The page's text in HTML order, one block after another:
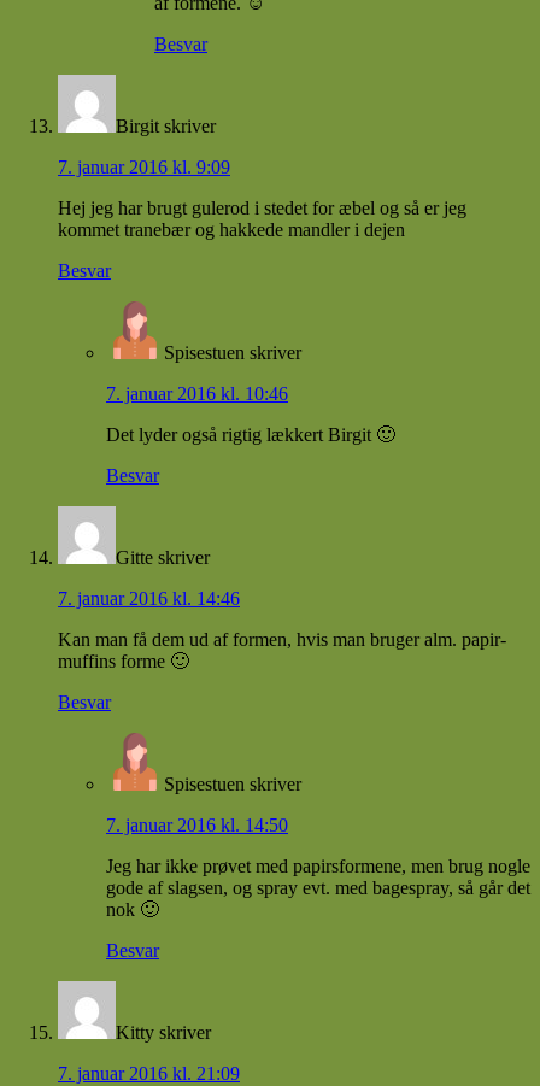
Besvar
Birgit skriver
7. januar 2016 kl. 9:09
Hej jeg har brugt gulerod i stedet for æbel og så er jeg
kommet tranebær og hakkede mandler i dejen
Besvar
Spisestuen skriver
7. januar 2016 kl. 10:46
Det lyder også rigtig lækkert Birgit 🙂
Besvar
Gitte skriver
7. januar 2016 kl. 14:46
Kan man få dem ud af formen, hvis man bruger alm. papir-
muffins forme 🙂
Besvar
Spisestuen skriver
7. januar 2016 kl. 14:50
Jeg har ikke prøvet med papirsformene, men brug nogle
gode af slagsen, og spray evt. med bagespray, så går det
nok 🙂
Besvar
Kitty skriver
7. januar 2016 kl. 21:09